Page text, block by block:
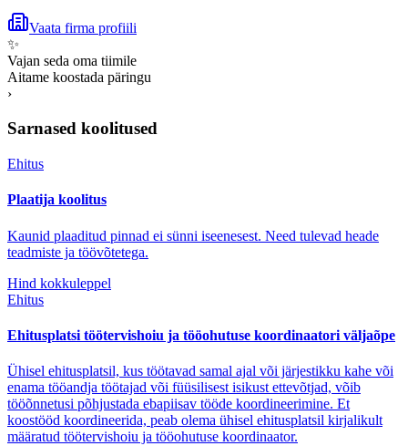
Vaata firma profiili
✨
Vajan seda oma tiimile
Aitame koostada päringu
›
Sarnased koolitused
Ehitus
Plaatija koolitus
Kaunid plaaditud pinnad ei sünni iseenesest. Need tulevad heade
teadmiste ja töövõtetega.
Hind kokkuleppel
Ehitus
Ehitusplatsi töötervishoiu ja tööohutuse koordinaatori väljaõpe
Ühisel ehitusplatsil, kus töötavad samal ajal või järjestikku kahe või
enama tööandja töötajad või füüsilisest isikust ettevõtjad, võib
tööõnnetusi põhjustada ebapiisav tööde koordineerimine. Et
koostööd koordineerida, peab olema ühisel ehitusplatsil kirjalikult
määratud töötervishoiu ja tööohutuse koordinaator.